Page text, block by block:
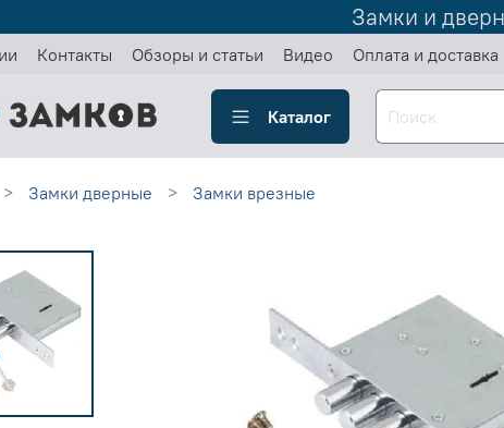
Замки и
Контакты Обзоры и статьи Видео Оплата и доставка
Каталог
Замки дверные Замки врезные